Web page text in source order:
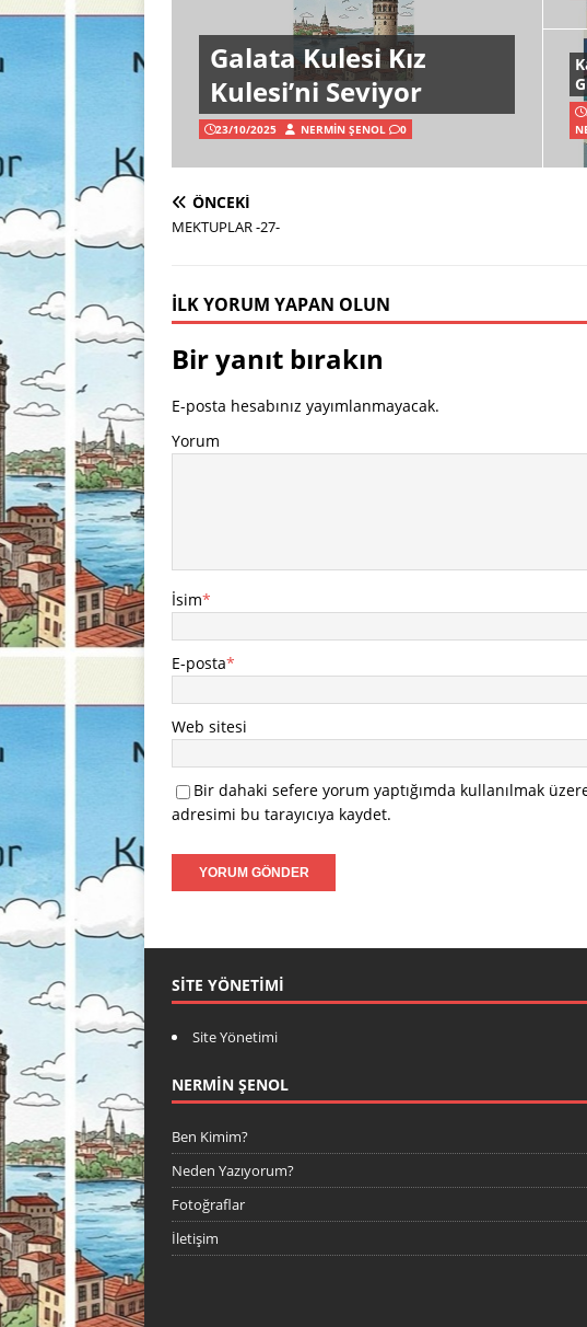
Galata Kulesi Kız
Kulesi’ni Seviyor
23/10/2025 NERMIN ŞENOL 0
ÖNCEKI
MEKTUPLAR -27-
İLK YORUM YAPAN OLUN
Bir yanıt bırakın
E-posta hesabınız yayımlanmayacak.
Yorum
İsim*
E-posta*
Web sitesi
Bir dahaki sefere yorum yaptığımda kullanılmak
adresimi bu tarayıcıya kaydet.
SITE YÖNETIMI
Site Yönetimi
NERMIN ŞENOL
Ben Kimim?
Neden Yazıyorum?
Fotoğraflar
İletişim